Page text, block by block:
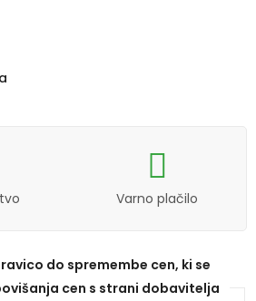
Varno plačilo
do spremembe cen, ki se
cen s strani dobavitelja